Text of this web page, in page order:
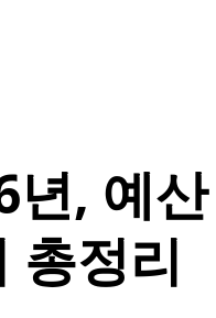
, 예
총정리